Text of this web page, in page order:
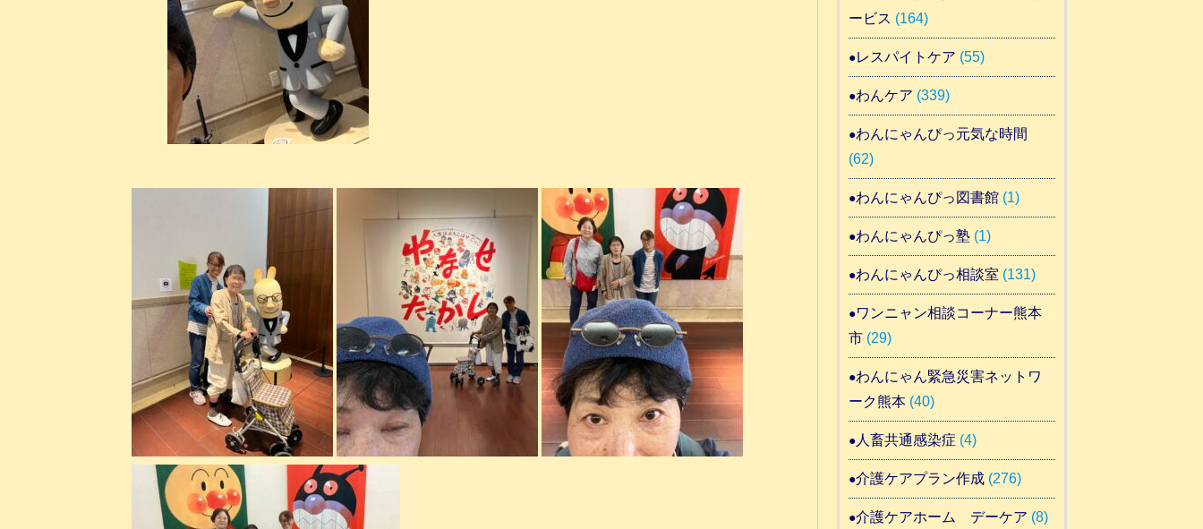
ービス (164)
レスパイトケア (55)
わんケア (339)
わんにゃんぴっ元気な時間
(62)
わんにゃんぴっ図書館(1)
わんにゃんぴっ塾(1)
わんにゃんぴっ相談室 (131)
ワンニャン相談コーナー熊本
市(29)
わんにゃん緊急災害ネットワ
ーク熊本(40)
人畜共通感染症 (4)
介護ケアプラン作成(276)
介護ケアホーム デーケア (8)